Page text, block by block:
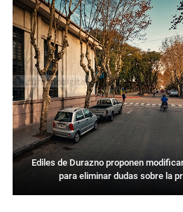
Ediles de Durazno proponen
para eliminar dudas sobre la